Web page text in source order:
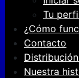
Tu
¿Cómo
Contacto
Nuestra